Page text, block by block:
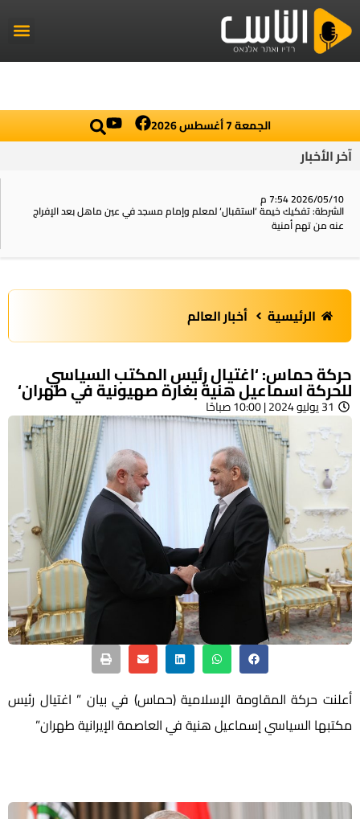
الجمعة 7 أغسطس 2026
آخر الأخبار
2026/05/10 7:54 م
الشرطة: تفكيك خيمة ‘استقبال‘ لمعلم وإمام مسجد في عين ماهل بعد الإفراج
عنه من تهم أمنية
الرئيسية أخبار العالم
حركة حماس: ‘اغتيال رئيس المكتب السياسي
للحركة اسماعيل هنية بغارة صهيونية في طهران‘
31 يوليو 2024 | 10:00 صباحًا
أعلنت حركة المقاومة الإسلامية (حماس) في بيان ” اغتيال رئيس
مكتبها السياسي إسماعيل هنية في العاصمة الإيرانية طهران”